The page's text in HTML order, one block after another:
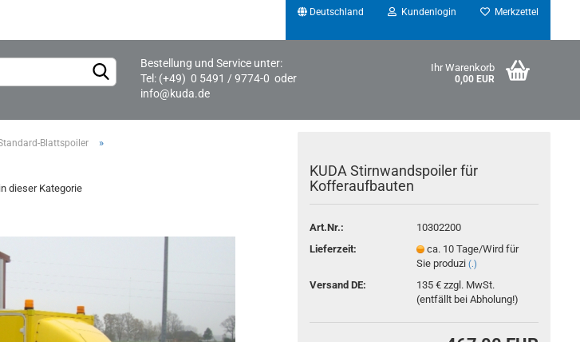
Deutschland
Lieferland
Kundenlogin Merkzettel
Bestellung und Service unter:
Tel: (+49) 0 5491 / 9774-0 oder
info@kuda.de
Ihr Warenkorb
0,00 EUR
Blattspoiler »
dieser Kategorie
KUDA Stirnwandspoiler für
Kofferaufbauten
Art.Nr.:
10302200
Lieferzeit:
ca. 10 Tage/Wird für
Sie produzi(.)
Versand DE:
135 € zzgl. MwSt.
(entfällt bei Abholung!)